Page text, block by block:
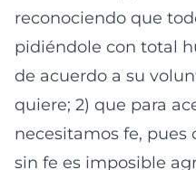
reconociendo que
pidiéndole con total
de acuerdo a su
quiere; 2) que para
necesitamos fe, pues
sin fe es imposible